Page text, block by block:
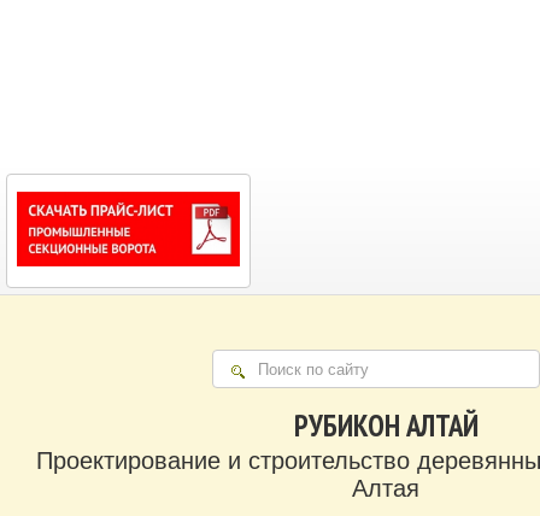
РУБИКОН АЛТАЙ
Проектирование и строительство
Алтая